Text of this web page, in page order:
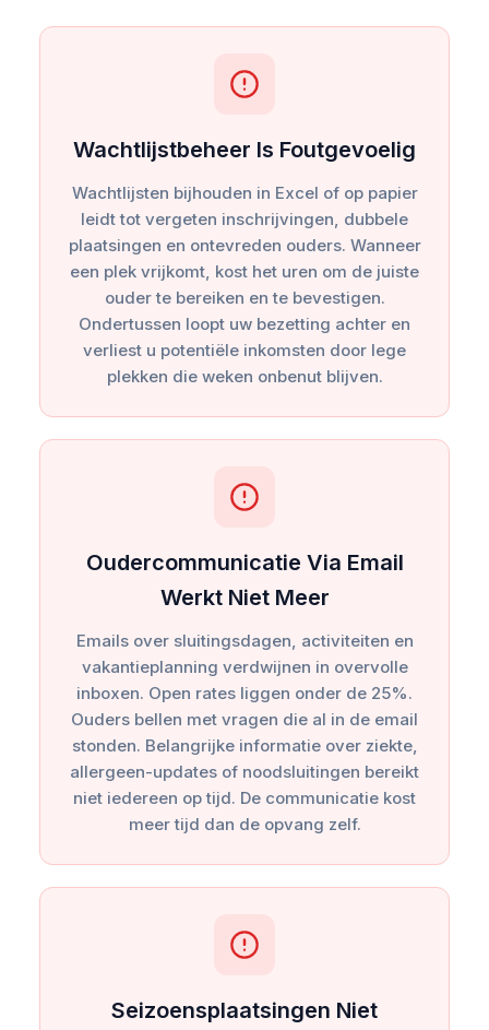
Wachtlijstbeheer Is Foutgevoelig
Wachtlijsten bijhouden in Excel of op papier
leidt tot vergeten inschrijvingen, dubbele
plaatsingen en ontevreden ouders. Wanneer
een plek vrijkomt, kost het uren om de juiste
ouder te bereiken en te bevestigen.
Ondertussen loopt uw bezetting achter en
verliest u potentiële inkomsten door lege
plekken die weken onbenut blijven.
Oudercommunicatie Via Email
Werkt Niet Meer
Emails over sluitingsdagen, activiteiten en
vakantieplanning verdwijnen in overvolle
inboxen. Open rates liggen onder de 25%.
Ouders bellen met vragen die al in de email
stonden. Belangrijke informatie over ziekte,
allergeen-updates of noodsluitingen bereikt
niet iedereen op tijd. De communicatie kost
meer tijd dan de opvang zelf.
Seizoensplaatsingen Niet